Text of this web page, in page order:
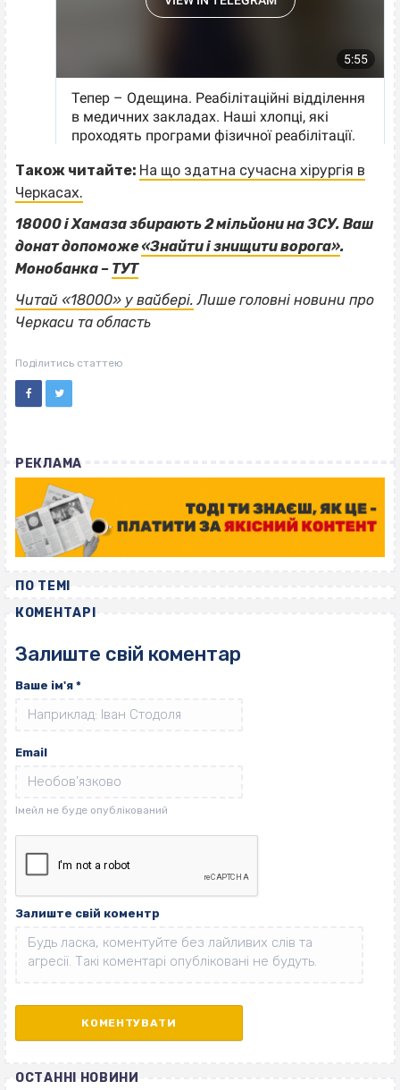
Також читайте: На що здатна сучасна хірургія в
Черкасах.
18000 і Хамаза збирають 2 мільйони на ЗСУ. Ваш
донат допоможе«Знайти і знищити ворога».
Монобанка – ТУТ
Читай «18000» у вайбері. Лише головні новини про
Черкаси та область
Поділитись статтею
РЕКЛАМА
ПО ТЕМІ
КОМЕНТАРІ
Залиште свій коментар
Ваше ім'я *
Email
Залиште свій коментр
ОСТАННІ НОВИНИ